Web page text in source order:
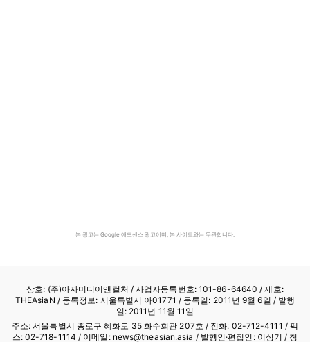
본 광고는 Google 애드센스 광고이며, 본 사이트와는 무관합니다.
상호: (주)아자미디어앤컬처 /사업자등록번호: 101-86-64640 / 제호:
THEAsiaN / 등록정보: 서울특별시 아01771 / 등록일: 2011년 9월 6일 / 발행
일: 2011년 11월 11일
주소: 서울특별시 종로구 혜화로 35 화수회관 207호 / 전화: 02-712-4111 / 팩
스: 02-718-1114 / 이메일: news@theasian.asia / 발행인·편집인: 이상기 / 청